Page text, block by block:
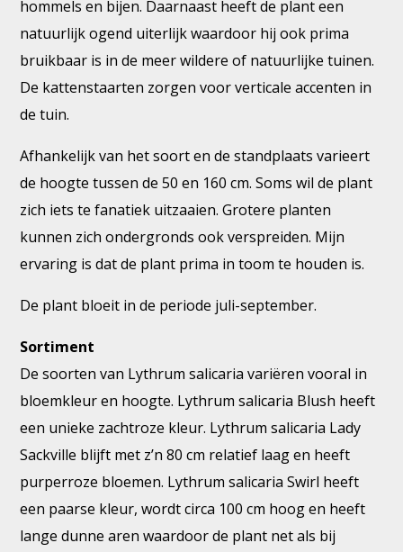
hommels en bijen. Daarnaast heeft de plant een
natuurlijk ogend uiterlijk waardoor hij ook prima
bruikbaar is in de meer wildere of natuurlijke tuinen.
De kattenstaarten zorgen voor verticale accenten in
de tuin.
Afhankelijk van het soort en de standplaats varieert
de hoogte tussen de 50 en 160 cm. Soms wil de plant
zich iets te fanatiek uitzaaien. Grotere planten
kunnen zich ondergronds ook verspreiden. Mijn
ervaring is dat de plant prima in toom te houden is.
De plant bloeit in de periode juli-september.
Sortiment
De soorten van Lythrum salicaria variëren vooral in
bloemkleur en hoogte. Lythrum salicaria Blush heeft
een unieke zachtroze kleur. Lythrum salicaria Lady
Sackville blijft met z’n 80 cm relatief laag en heeft
purperroze bloemen. Lythrum salicaria Swirl heeft
een paarse kleur, wordt circa 100 cm hoog en heeft
lange dunne aren waardoor de plant net als bij